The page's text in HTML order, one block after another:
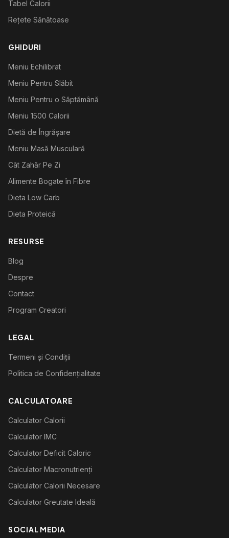
Tabel Calorii
Rețete Sănătoase
GHIDURI
Meniu Echilibrat
Meniu Pentru Slăbit
Meniu Pentru o Săptămână
Meniu 1500 Calorii
Dietă de Îngrășare
Meniu Masă Musculară
Cât Zahăr Pe Zi
Alimente Bogate în Fibre
Dieta Low Carb
Dieta Proteică
RESURSE
Blog
Despre
Contact
Program Creatori
LEGAL
Termeni și Condiții
Politica de Confidențialitate
CALCULATOARE
Calculator Calorii
Calculator IMC
Calculator Deficit Caloric
Calculator Macronutrienți
Calculator Calorii Necesare
Calculator Greutate Ideală
SOCIAL MEDIA